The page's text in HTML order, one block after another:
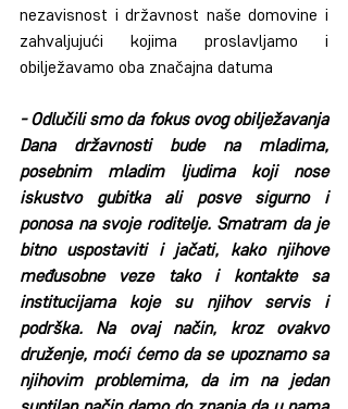
nezavisnost i državnost naše domovine i
zahvaljujući kojima proslavljamo i
obilježavamo oba značajna datuma
- Odlučili smo da fokus ovog obilježavanja
Dana državnosti bude na mladima,
posebnim mladim ljudima koji nose
iskustvo gubitka ali posve sigurno i
ponosa na svoje roditelje. Smatram da je
bitno uspostaviti i jačati, kako njihove
međusobne veze tako i kontakte sa
institucijama koje su njihov servis i
podrška. Na ovaj način, kroz ovakvo
druženje, moći ćemo da se upoznamo sa
njihovim problemima, da im na jedan